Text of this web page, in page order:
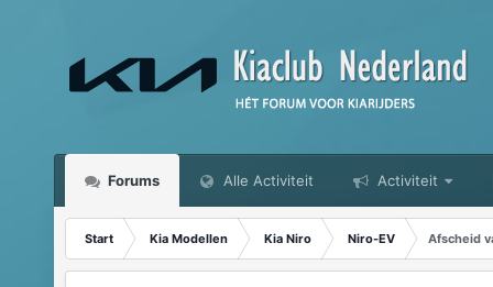
Forums Alle Activiteit Activiteit
Start Kia Modellen Kia Niro Niro-EV Afscheid